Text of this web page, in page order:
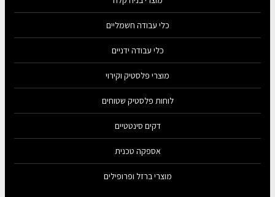
כלי עבודה חשמליים
כלי עבודה ידניים
מוצרי פלסטיק וקירוי
לוחות פלסטיק שטוחים
דקים סינטטיים
אספקה טכנית
מוצרי ברזל ופרופילים